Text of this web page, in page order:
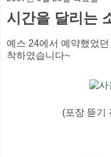
시간을 달리는
예스 24에서 예약했었
착하였습니다~
(포장 뜯기